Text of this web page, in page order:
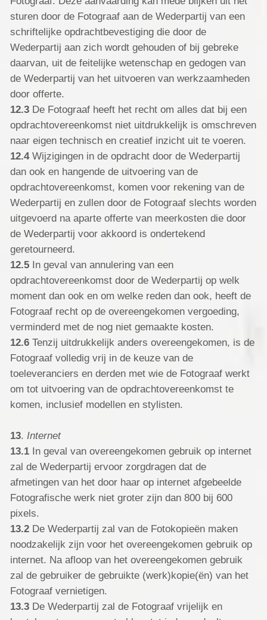
sturen door de Fotograaf aan de Wederpartij van een
schriftelijke opdrachtbevestiging die door de
Wederpartij aan zich wordt gehouden of bij gebreke
daarvan, uit de feitelijke wetenschap en gedogen van
de Wederpartij van het uitvoeren van werkzaamheden
door offerte.
12.3De Fotograaf heeft het recht om alles dat bij een
opdrachtovereenkomst niet uitdrukkelijk is omschreven
naar eigen technisch en creatief inzicht uit te voeren.
12.4Wijzigingen in de opdracht door de Wederpartij
dan ook en hangende de uitvoering van de
opdrachtovereenkomst, komen voor rekening van de
Wederpartij en zullen door de Fotograaf slechts worden
uitgevoerd na aparte offerte van meerkosten die door
de Wederpartij voor akkoord is ondertekend
geretourneerd.
12.5In geval van annulering van een
opdrachtovereenkomst door de Wederpartij op welk
moment dan ook en om welke reden dan ook, heeft de
Fotograaf recht op de overeengekomen vergoeding,
verminderd met de nog niet gemaakte kosten.
12.6Tenzij uitdrukkelijk anders overeengekomen, is de
Fotograaf volledig vrij in de keuze van de
toeleveranciers en derden met wie de Fotograaf werkt
om tot uitvoering van de opdrachtovereenkomst te
komen, inclusief modellen en stylisten.
13. Internet
13.1In geval van overeengekomen gebruik op internet
zal de Wederpartij ervoor zorgdragen dat de
afmetingen van het door haar op internet afgebeelde
Fotografische werk niet groter zijn dan 800 bij 600
pixels.
13.2De Wederpartij zal van de Fotokopieën maken
noodzakelijk zijn voor het overeengekomen gebruik op
internet. Na afloop van het overeengekomen gebruik
zal de gebruiker de gebruikte (werk)kopie(ën) van het
Fotograaf vernietigen.
13.3De Wederpartij zal de Fotograaf vrijelijk en